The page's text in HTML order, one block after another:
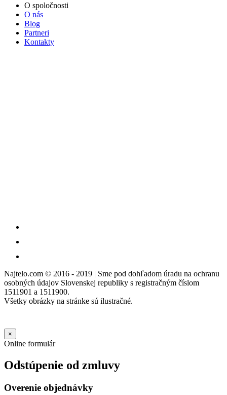
O spoločnosti
O nás
Blog
Partneri
Kontakty
Najtelo.com © 2016 - 2019 | Sme pod dohľadom úradu na ochranu
osobných údajov Slovenskej republiky s registračným číslom
1511901 a 1511900.
Všetky obrázky na stránke sú ilustračné.
×
Online formulár
Odstúpenie od zmluvy
Overenie objednávky